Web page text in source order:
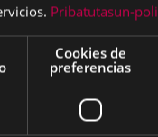
miel,
Pribatutasun-
Cookies de
preferencias